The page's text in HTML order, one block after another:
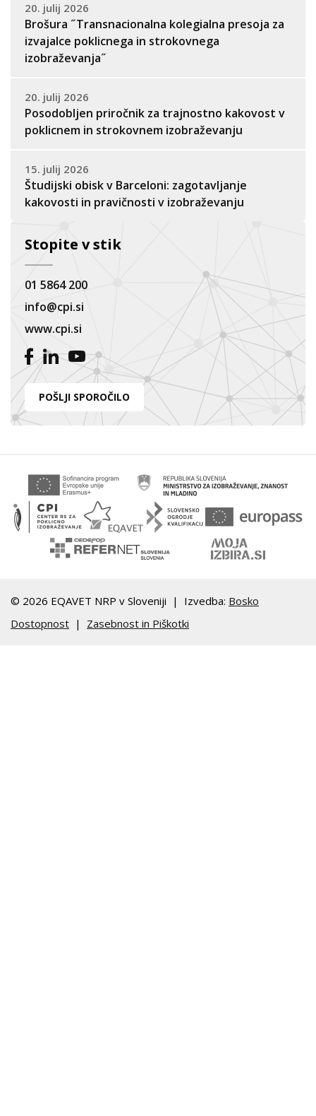
20. julij 2026
Brošura ˝Transnacionalna kolegialna presoja za
izvajalce poklicnega in strokovnega
izobraževanja˝
20. julij 2026
Posodobljen priročnik za trajnostno kakovost v
poklicnem in strokovnem izobraževanju
15. julij 2026
Študijski obisk v Barceloni: zagotavljanje
kakovosti in pravičnosti v izobraževanju
Stopite v stik
01 5864 200
info@cpi.si
www.cpi.si
POŠLJI SPOROČILO
© 2026 EQAVET NRP v Sloveniji | Izvedba: Bosko
Dostopnost | Zasebnost in Piškotki